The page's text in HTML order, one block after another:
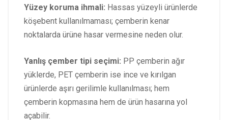
Yüzey koruma ihmali: Hassas yüzeyli ürünlerde
köşebent kullanılmaması; çemberin kenar
noktalarda ürüne hasar vermesine neden olur.
Yanlış çember tipi seçimi: PP çemberin ağır
yüklerde, PET çemberin ise ince ve kırılgan
ürünlerde aşırı gerilimle kullanılması; hem
çemberin kopmasına hem de ürün hasarına yol
açabilir.